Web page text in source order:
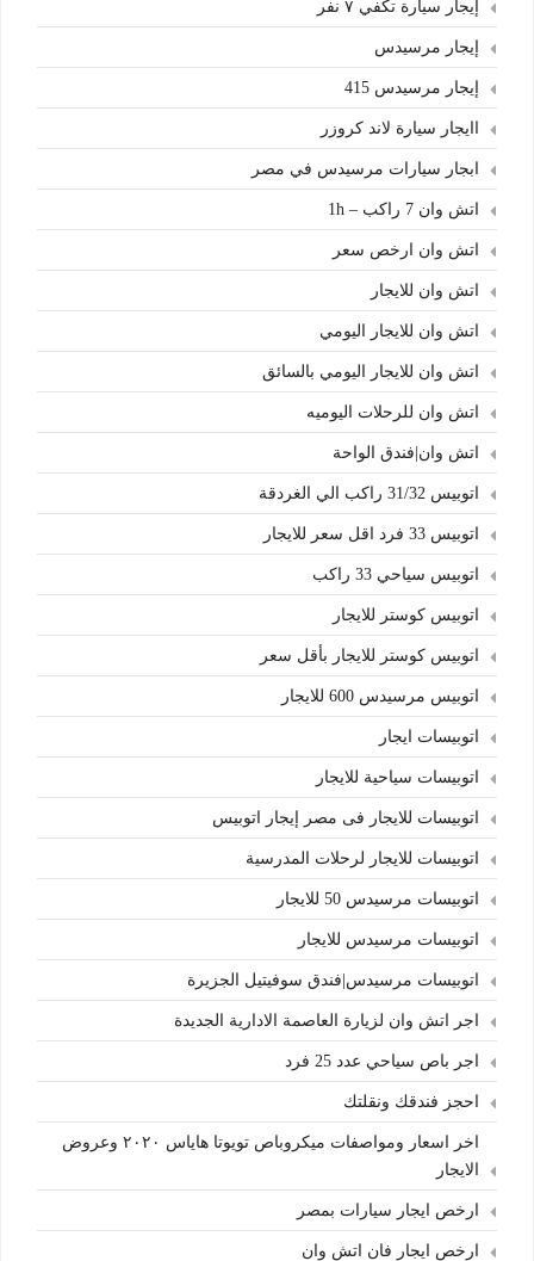
إيجار سيارة تكفي ٧ نفر
إيجار مرسيدس
إيجار مرسيدس 415
اايجار سيارة لاند كروزر
ابجار سيارات مرسيدس في مصر
اتش وان 7 راكب – 1h
اتش وان ارخص سعر
اتش وان للايجار
اتش وان للايجار اليومي
اتش وان للايجار اليومي بالسائق
اتش وان للرحلات اليوميه
اتش وان|فندق الواحة
اتوبيس 31/32 راكب الي الغردقة
اتوبيس 33 فرد اقل سعر للايجار
اتوبيس سياحي 33 راكب
اتوبيس كوستر للايجار
اتوبيس كوستر للايجار بأقل سعر
اتوبيس مرسيدس 600 للايجار
اتوبيسات ايجار
اتوبيسات سياحية للايجار
اتوبيسات للايجار فى مصر إيجار اتوبيس
اتوبيسات للايجار لرحلات المدرسية
اتوبيسات مرسيدس 50 للايجار
اتوبيسات مرسيدس للايجار
اتوبيسات مرسيدس|فندق سوفيتيل الجزيرة
اجر اتش وان لزيارة العاصمة الادارية الجديدة
اجر باص سياحي عدد 25 فرد
احجز فندقك ونقلتك
اخر اسعار ومواصفات ميكروباص تويوتا هاياس ٢٠٢٠ وعروض
الايجار
ارخص ايجار سيارات بمصر
ارخص ايجار فان اتش وان